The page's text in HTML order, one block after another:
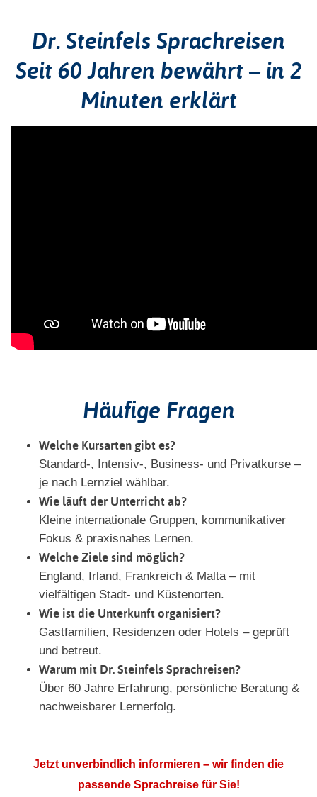
Dr. Steinfels Sprachreisen
Seit 60 Jahren bewährt – in 2
Minuten erklärt
Häufige Fragen
Welche Kursarten gibt es?
Standard-, Intensiv-, Business- und Privatkurse –
je nach Lernziel wählbar.
Wie läuft der Unterricht ab?
Kleine internationale Gruppen, kommunikativer
Fokus & praxisnahes Lernen.
Welche Ziele sind möglich?
England, Irland, Frankreich & Malta – mit
vielfältigen Stadt- und Küstenorten.
Wie ist die Unterkunft organisiert?
Gastfamilien, Residenzen oder Hotels – geprüft
und betreut.
Warum mit Dr. Steinfels Sprachreisen?
Über 60 Jahre Erfahrung, persönliche Beratung &
nachweisbarer Lernerfolg.
Jetzt unverbindlich informieren – wir finden die
passende Sprachreise für Sie!